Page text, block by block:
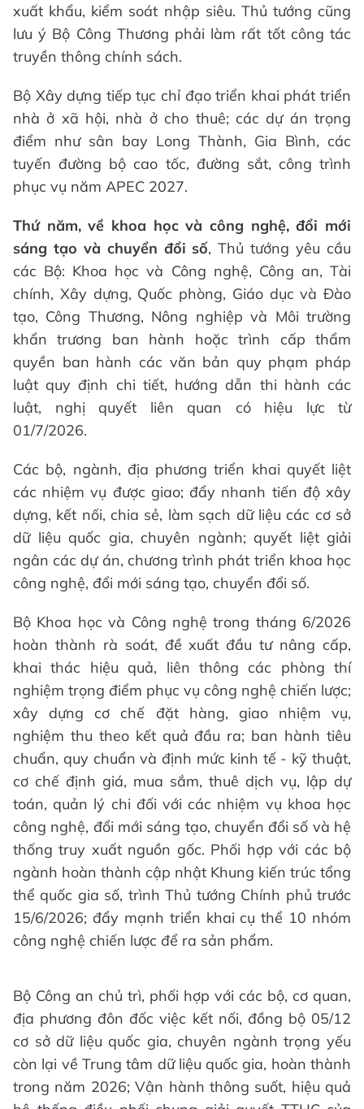
xuất khẩu, kiểm soát nhập siêu. Thủ tướng cũng
lưu ý Bộ Công Thương phải làm rất tốt công tác
truyền thông chính sách.
Bộ Xây dựng tiếp tục chỉ đạo triển khai phát triển
nhà ở xã hội, nhà ở cho thuê; các dự án trọng
điểm như sân bay Long Thành, Gia Bình, các
tuyến đường bộ cao tốc, đường sắt, công trình
phục vụ năm APEC 2027.
Thứ năm, về khoa học và công nghệ, đổi mới
sáng tạo và chuyển đổi số, Thủ tướng yêu cầu
các Bộ: Khoa học và Công nghệ, Công an, Tài
chính, Xây dựng, Quốc phòng, Giáo dục và Đào
tạo, Công Thương, Nông nghiệp và Môi trường
khẩn trương ban hành hoặc trình cấp thẩm
quyền ban hành các văn bản quy phạm pháp
luật quy định chi tiết, hướng dẫn thi hành các
luật, nghị quyết liên quan có hiệu lực từ
01/7/2026.
Các bộ, ngành, địa phương triển khai quyết liệt
các nhiệm vụ được giao; đẩy nhanh tiến độ xây
dựng, kết nối, chia sẻ, làm sạch dữ liệu các cơ sở
dữ liệu quốc gia, chuyên ngành; quyết liệt giải
ngân các dự án, chương trình phát triển khoa học
công nghệ, đổi mới sáng tạo, chuyển đổi số.
Bộ Khoa học và Công nghệ trong tháng 6/2026
hoàn thành rà soát, đề xuất đầu tư nâng cấp,
khai thác hiệu quả, liên thông các phòng thí
nghiệm trọng điểm phục vụ công nghệ chiến lược;
xây dựng cơ chế đặt hàng, giao nhiệm vụ,
nghiệm thu theo kết quả đầu ra; ban hành tiêu
chuẩn, quy chuẩn và định mức kinh tế - kỹ thuật,
cơ chế định giá, mua sắm, thuê dịch vụ, lập dự
toán, quản lý chi đối với các nhiệm vụ khoa học
công nghệ, đổi mới sáng tạo, chuyển đổi số và hệ
thống truy xuất nguồn gốc. Phối hợp với các bộ
ngành hoàn thành cập nhật Khung kiến trúc tổng
thể quốc gia số, trình Thủ tướng Chính phủ trước
15/6/2026; đẩy mạnh triển khai cụ thể 10 nhóm
công nghệ chiến lược để ra sản phẩm.
Bộ Công an chủ trì, phối hợp với các bộ, cơ quan,
địa phương đôn đốc việc kết nối, đồng bộ 05/12
cơ sở dữ liệu quốc gia, chuyên ngành trọng yếu
còn lại về Trung tâm dữ liệu quốc gia, hoàn thành
trong năm 2026; Vận hành thông suốt, hiệu quả